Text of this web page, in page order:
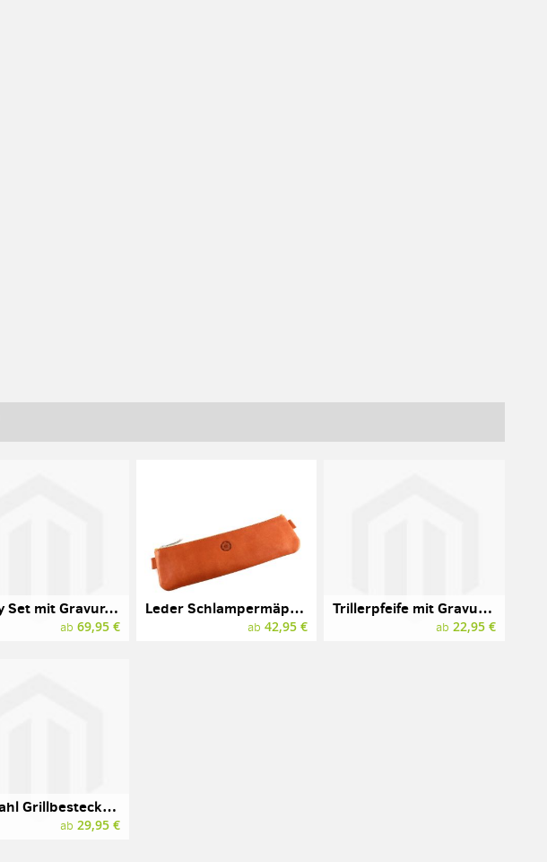
Whisky Set mit Gravur, NOBLESSE, NACHTMANN
ab 69,95 €
Leder Schlampermäppchen mit Gravur, Marke SONNENLEDER, Modell BOLDT
ab 42,95 €
Trillerpfeife mit Gravur, Messing verchromt
ab 22,95 €
Edelstahl Grillbesteck mit Gravur
ab 29,95 €